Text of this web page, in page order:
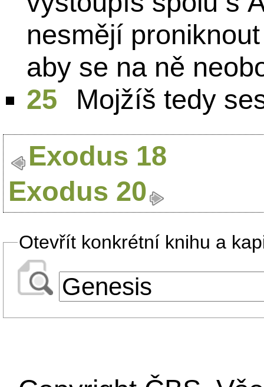
nesmějí
aby se na ně
25
Mojžíš tedy
Exodus 18
Exodus 20
Otevřít konkrétní knihu a